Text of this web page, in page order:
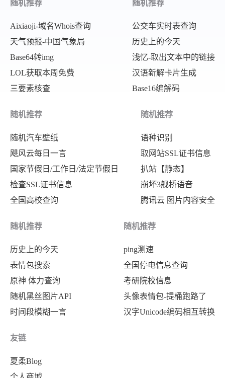
随机推荐
Aixiaoji-域名Whois查询
天气预报-中国气象局
Base64转img
LOL获取本周免费
三要素核查
随机推荐
公交车实时表查询
历史上的今天
浅忆-取出文本中的链接
汉语新解卡片生成
Base16编解码
随机推荐
随机汽车壁纸
飓风云每日一言
国家节假日/工作日/法定节假日
检查SSL证书信息
全国高校查询
随机推荐
语种识别
取网站SSL证书信息
扒站【静态】
崩坏3舰桥语音
腾讯云 图片内容安全
随机推荐
历史上的今天
表情包搜索
原神 体力查询
随机黑丝图片API
时间段模糊一言
随机推荐
ping测速
全国停电信息查询
考研院校信息
头像表情包-提桶跑路了
汉字Unicode编码相互转换
友链
夏柔Blog